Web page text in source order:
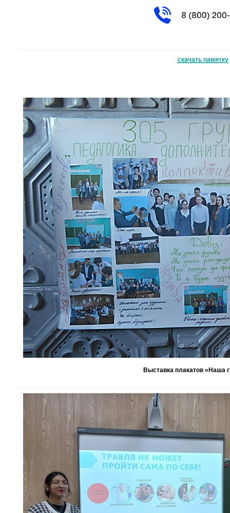
скачать памятку
Выставка плакатов «Наша